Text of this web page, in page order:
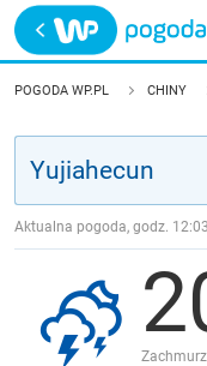
Trwa ładowanie
POLSKA
JAKOŚĆ POWIETRZA
POGODA WP.PL CHINY
Aktualna pogoda, godz. 12:03